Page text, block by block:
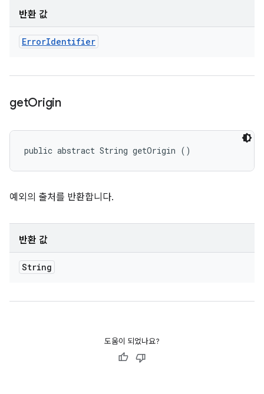
반환 값
ErrorIdentifier
getOrigin
public abstract String getOrigin ()
예외의 출처를 반환합니다.
반환 값
String
도움이 되었나요?